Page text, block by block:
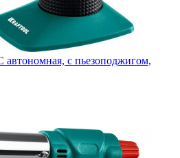
с пьезоподжигом,